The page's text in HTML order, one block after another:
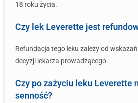
18 roku życia.
Czy lek Leverette jest
Refundacja tego leku zależy od
decyzji lekarza prowadzącego.
Czy po zażyciu leku Leverette
senność?